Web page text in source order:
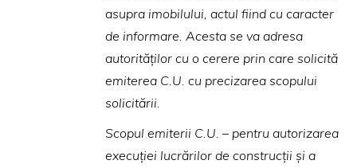
asupra imobilului, actul fiind cu caracter
de informare. Acesta se va adresa
autorităţilor cu o cerere prin care solicită
emiterea C.U. cu precizarea scopului
solicitării.
Scopul emiterii C.U. – pentru autorizarea
execuţiei lucrărilor de construcţii şi a